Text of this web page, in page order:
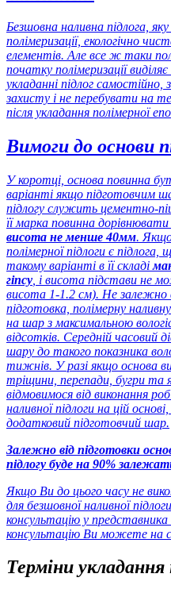
Безшовна наливна підлога,
полімеризації, екологічно
елементів. Але все ж таки
початку полімеризації
укладанні підлог самостійно,
захисту і не перебувати на
після укладання полімерної
Вимоги до основи
У коротці, основа повинна
варіанті якщо підготовчим
підлогу служить цементно-
її марка повинна
висота не менше 40мм.
полімерної підлоги є
такому варіанті в її складі
гіпсу , і висота підстави не
висота 1-1.2 см). Не залежно
підготовка, полімерну
на шар з максимальною
відсотків. Середній часовий
шару до такого показника
тижнів. У разі якщо основа
тріщини, перепади, бугри та
відмовимося від виконання
наливної підлоги на цій
додатковий підготовчий шар.
Залежно від підготовки
підлогу буде на 90%
Якщо Ви до цього часу не
для безшовної наливної
консультацію у
консультацію Ви можете на
Терміни укладання